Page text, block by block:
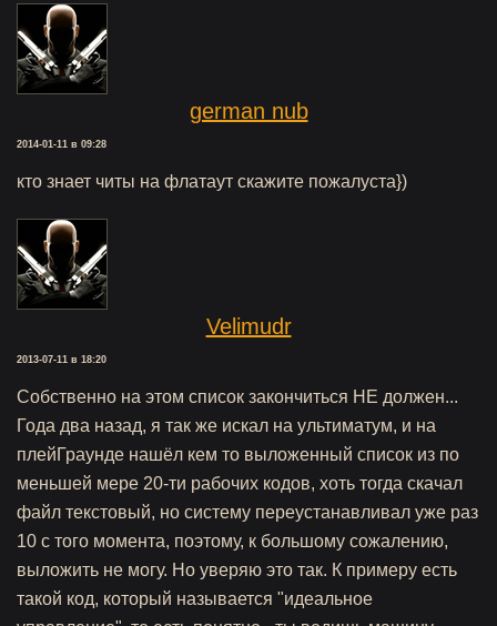
german nub
2014-01-11 в 09:28
кто знает читы на флатаут скажите пожалуста})
Velimudr
2013-07-11 в 18:20
Собственно на этом список закончиться НЕ должен...
Года два назад, я так же искал на ультиматум, и на
плейГраунде нашёл кем то выложенный список из по
меньшей мере 20-ти рабочих кодов, хоть тогда скачал
файл текстовый, но систему переустанавливал уже раз
10 с того момента, поэтому, к большому сожалению,
выложить не могу. Но уверяю это так. К примеру есть
такой код, который называется "идеальное